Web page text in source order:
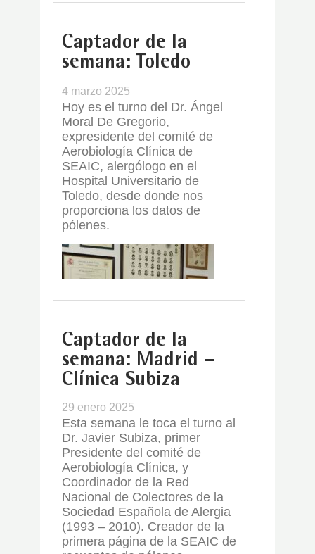
Captador de la
semana: Toledo
4 marzo 2025
Hoy es el turno del Dr. Ángel
Moral De Gregorio,
expresidente del comité de
Aerobiología Clínica de
SEAIC, alergólogo en el
Hospital Universitario de
Toledo, desde donde nos
proporciona los datos de
pólenes.
Captador de la
semana: Madrid –
Clínica Subiza
29 enero 2025
Esta semana le toca el turno al
Dr. Javier Subiza, primer
Presidente del comité de
Aerobiología Clínica, y
Coordinador de la Red
Nacional de Colectores de la
Sociedad Española de Alergia
(1993 – 2010). Creador de la
primera página de la SEAIC de